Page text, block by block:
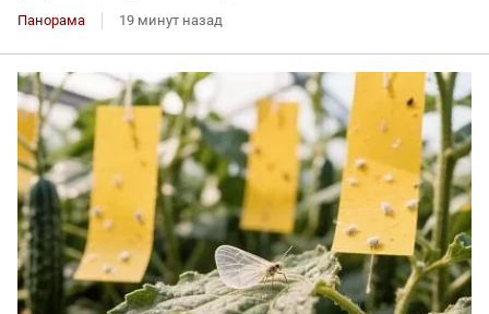
Панорама 19 минут назад